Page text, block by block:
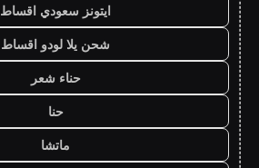
ايتونز سعودي اقساط
شحن يلا لودو اقساط
حناء شعر
حنا
ماتشا